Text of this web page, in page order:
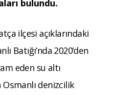
bulundu.
ilçesi açıklarındaki
Batığı’nda 2020’den
eden su altı
Osmanlı denizcilik